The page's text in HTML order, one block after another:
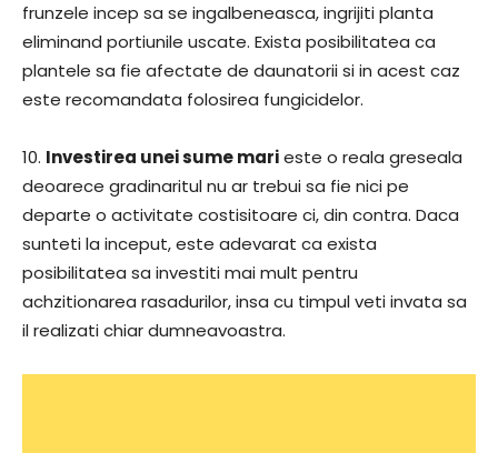
frunzele incep sa se ingalbeneasca, ingrijiti planta
eliminand portiunile uscate. Exista posibilitatea ca
plantele sa fie afectate de daunatorii si in acest caz
este recomandata folosirea fungicidelor.
10. Investirea unei sume marieste o reala greseala
deoarece gradinaritul nu ar trebui sa fie nici pe
departe o activitate costisitoare ci, din contra. Daca
sunteti la inceput, este adevarat ca exista
posibilitatea sa investiti mai mult pentru
achzitionarea rasadurilor, insa cu timpul veti invata sa
il realizati chiar dumneavoastra.